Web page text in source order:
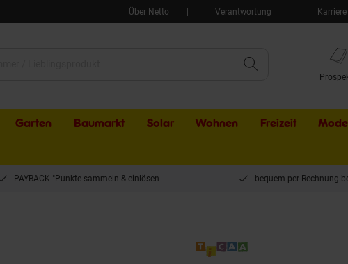
Über Netto Verantwortung Karriere
Garten Baumarkt Solar Wohnen Freizeit Mode
PAYBACK °Punkte sammeln & einlösen bequem per Rechnung